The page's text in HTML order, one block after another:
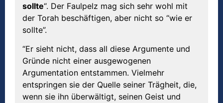
sollte“. Der Faulpelz mag sich sehr wohl mit
der Torah beschäftigen, aber nicht so “wie er
sollte”.
“Er sieht nicht, dass all diese Argumente und
Gründe nicht einer ausgewogenen
Argumentation entstammen. Vielmehr
entspringen sie der Quelle seiner Trägheit, die,
wenn sie ihn überwältigt, seinen Geist und